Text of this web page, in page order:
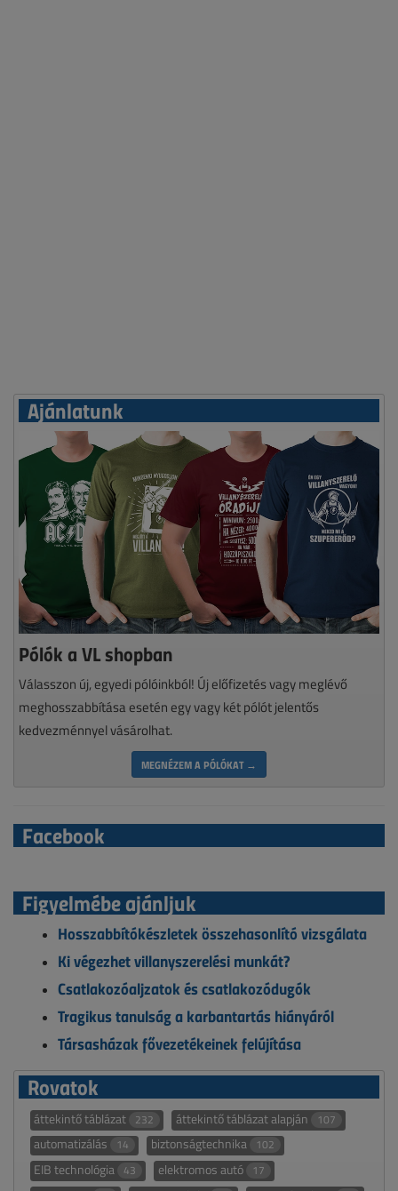
Ajánlatunk
Pólók a VL shopban
Válasszon új, egyedi pólóinkból! Új előfizetés vagy meglévő
meghosszabbítása esetén egy vagy két pólót jelentős
kedvezménnyel vásárolhat.
MEGNÉZEM A PÓLÓKAT →
Facebook
Figyelmébe ajánljuk
Hosszabbítókészletek összehasonlító vizsgálata
Ki végezhet villanyszerelési munkát?
Csatlakozóaljzatok és csatlakozódugók
Tragikus tanulság a karbantartás hiányáról
Társasházak fővezetékeinek felújítása
Rovatok
áttekintő táblázat 232 áttekintő táblázat alapján 107
automatizálás 14 biztonságtechnika 102
EIB technológia 43 elektromos autó 17